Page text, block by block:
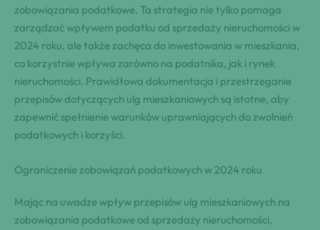
zobowiązania podatkowe. Ta strategia nie tylko pomaga
zarządzać wpływem podatku od sprzedaży nieruchomości w
2024 roku, ale także zachęca do inwestowania w mieszkania,
co korzystnie wpływa zarówno na podatnika, jak i rynek
nieruchomości. Prawidłowa dokumentacja i przestrzeganie
przepisów dotyczących ulg mieszkaniowych są istotne, aby
zapewnić spełnienie warunków uprawniających do zwolnień
podatkowych i korzyści.
Ograniczenie zobowiązań podatkowych w 2024 roku
Mając na uwadze wpływ przepisów ulg mieszkaniowych na
zobowiązania podatkowe od sprzedaży nieruchomości,